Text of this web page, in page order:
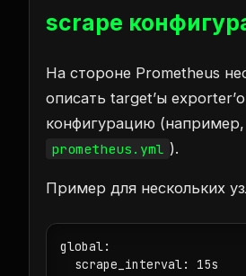
scrape
На стороне Prometheus
описать target’ы
конфигурацию (например,
prometheus.yml ).
Пример для нескольких
global:
  scrape_interval: 15s